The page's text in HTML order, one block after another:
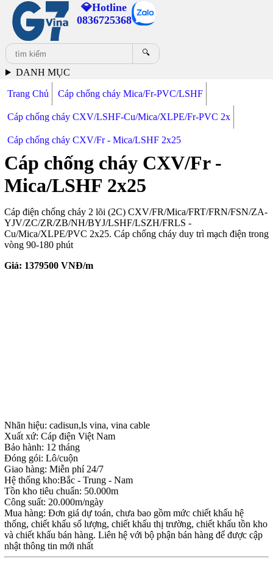
💎Hotline
0836725368
🔍
DANH MỤC
Trang Chủ Cáp chống cháy Mica/Fr-PVC/LSHF
Cáp chống cháy CXV/LSHF-Cu/Mica/XLPE/Fr-PVC 2x
Cáp chống cháy CXV/Fr - Mica/LSHF 2x25
Cáp chống cháy CXV/Fr -
Mica/LSHF 2x25
Cáp điện chống cháy 2 lõi (2C) CXV/FR/Mica/FRT/FRN/FSN/ZA-
YJV/ZC/ZR/ZB/NH/BYJ/LSHF/LSZH/FRLS -
Cu/Mica/XLPE/PVC 2x25. Cáp chống cháy duy trì mạch điện trong
vòng 90-180 phút
Giá: 1379500VNĐ/m
Nhãn hiệu: cadisun,ls vina, vina cable
Xuất xứ: Cáp điện Việt Nam
Bảo hành: 12 tháng
Đóng gói: Lô/cuộn
Giao hàng: Miễn phí 24/7
Hệ thống kho:Bắc - Trung - Nam
Tồn kho tiêu chuẩn: 50.000m
Công suất: 20.000m/ngày
Mua hàng: Đơn giá dự toán, chưa bao gồm mức chiết khấu hệ
thống, chiết khấu số lượng, chiết khấu thị trường, chiết khấu tồn kho
và chiết khấu bán hàng. Liên hệ với bộ phận bán hàng để được cập
nhật thông tin mới nhất